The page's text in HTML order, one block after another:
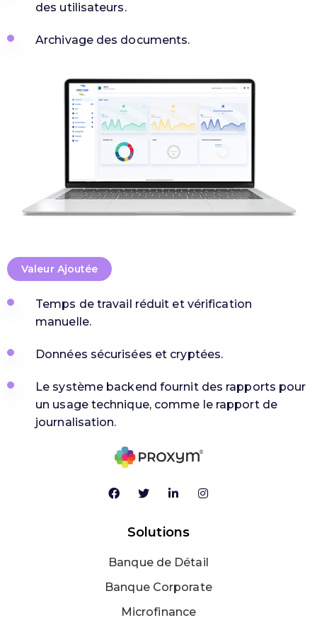
des utilisateurs.
Archivage des documents.
Valeur Ajoutée
Temps de travail réduit et vérification
manuelle.
Données sécurisées et cryptées.
Le système backend fournit des rapports pour
un usage technique, comme le rapport de
journalisation.
Solutions
Banque de Détail
Banque Corporate
Microfinance